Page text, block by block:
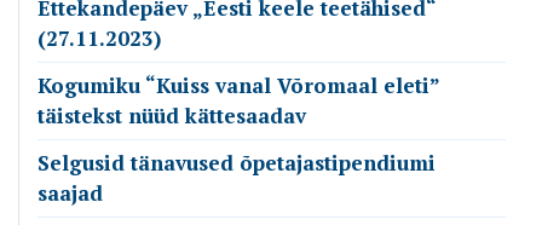
Ettekandepäev „Eesti keele teetähised“
(27.11.2023)
Kogumiku “Kuiss vanal Võromaal eleti”
täistekst nüüd kättesaadav
Selgusid tänavused õpetajastipendiumi
saajad